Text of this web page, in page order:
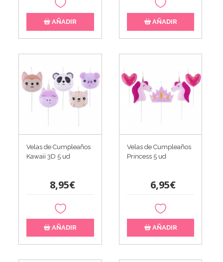
AÑADIR AÑADIR
Velas de Cumpleaños
Kawaii 3D 5 ud
8,95€
AÑADIR
Velas de Cumpleaños
Princess 5 ud
6,95€
AÑADIR